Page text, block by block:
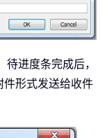
xlExcel12
(
进度条完成后，
件形式发送给收件